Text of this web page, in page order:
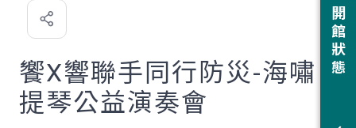
開館狀態
喜
歡
饗X響聯手同行防災-海嘯
提琴公益演奏會